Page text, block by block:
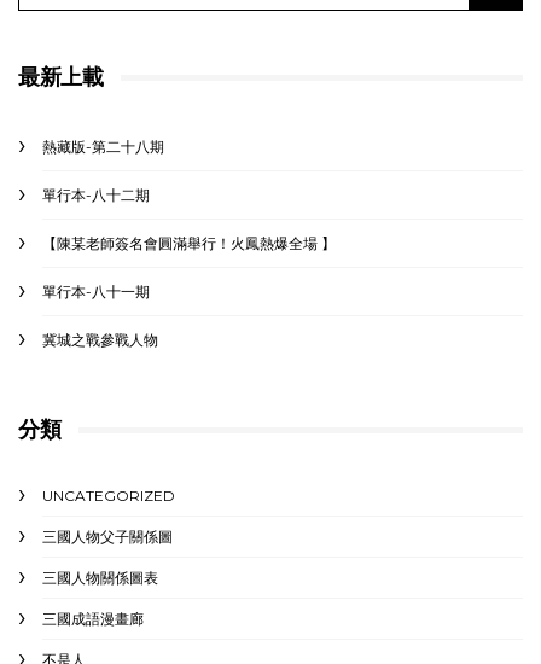
最新上載
熱藏版-第二十八期
單行本-八十二期
【陳某老師簽名會圓滿舉行！火鳳熱爆全場 】
單行本-八十一期
冀城之戰參戰人物
分類
UNCATEGORIZED
三國人物父子關係圖
三國人物關係圖表
三國成語漫畫廊
不是人